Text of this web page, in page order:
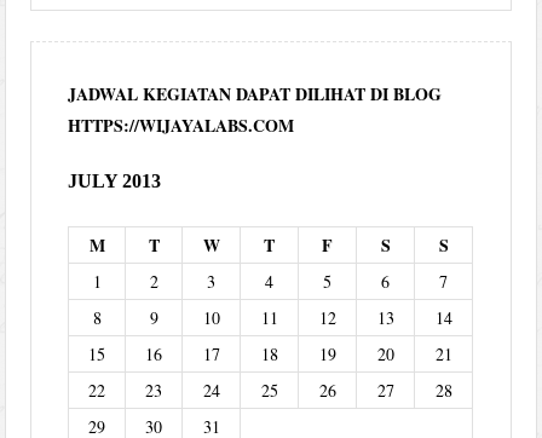
JADWAL KEGIATAN DAPAT DILIHAT DI BLOG
HTTPS://WIJAYALABS.COM
JULY 2013
M T W T F S S
1 2 3 4 5 6
7
8
9 10 11 12 13
14
15
16 17 18 19 20
21
22
23 24 25 26 27
28
29
30
31